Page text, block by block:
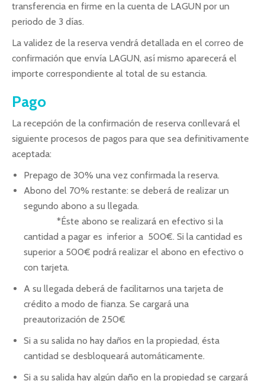
transferencia en firme en la cuenta de LAGUN por un
periodo de 3 días.
La validez de la reserva vendrá detallada en el correo de
confirmación que envía LAGUN, así mismo aparecerá el
importe correspondiente al total de su estancia.
Pago
La recepción de la confirmación de reserva conllevará el
siguiente procesos de pagos para que sea definitivamente
aceptada:
Prepago de 30% una vez confirmada la reserva.
Abono del 70% restante: se deberá de realizar un
segundo abono a su llegada.
*Éste abono se realizará en efectivo si la
cantidad a pagar es inferior a 500€. Si la cantidad es
superior a 500€ podrá realizar el abono en efectivo o
con tarjeta.
A su llegada deberá de facilitarnos una tarjeta de
crédito a modo de fianza. Se cargará una
preautorización de 250€
Si a su salida no hay daños en la propiedad, ésta
cantidad se desbloqueará automáticamente.
Si a su salida hay algún daño en la propiedad se cargará